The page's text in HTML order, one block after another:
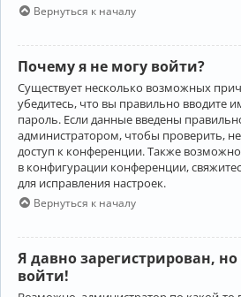
Вернуться к началу
Почему я не могу войти?
Существует несколько возможных
убедитесь, что вы правильно вводите
пароль. Если данные введены
администратором, чтобы проверить,
доступ к конференции. Также
в конфигурации конференции,
для исправления настроек.
Вернуться к началу
Я давно зарегистрирован,
войти!